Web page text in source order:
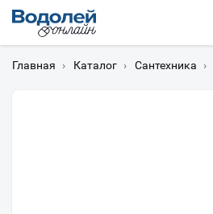
Главная › Каталог › Сантехника ›